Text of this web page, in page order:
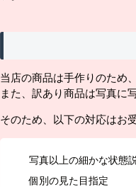
当店の商品は手作りのため
また、訳あり商品は写真に
そのため、以下の対応はお
写真以上の細かな状態
個別の見た目指定